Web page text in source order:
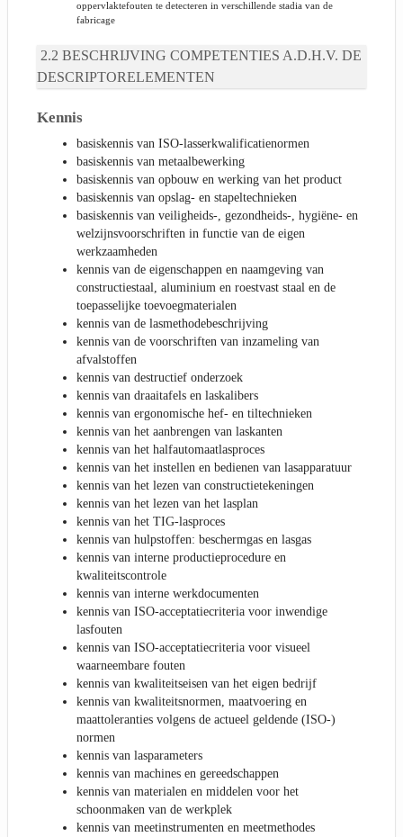
oppervlaktefouten te detecteren in verschillende stadia van de
fabricage
BESCHRIJVING COMPETENTIES A.D.H.V. DE
DESCRIPTORELEMENTEN
Kennis
basiskennis van ISO-lasserkwalificatienormen
basiskennis van metaalbewerking
basiskennis van opbouw en werking van het product
basiskennis van opslag- en stapeltechnieken
basiskennis van veiligheids-, gezondheids-, hygiëne- en
welzijnsvoorschriften in functie van de eigen
werkzaamheden
kennis van de eigenschappen en naamgeving van
constructiestaal, aluminium en roestvast staal en de
toepasselijke toevoegmaterialen
kennis van de lasmethodebeschrijving
kennis van de voorschriften van inzameling van
afvalstoffen
kennis van destructief onderzoek
kennis van draaitafels en laskalibers
kennis van ergonomische hef- en tiltechnieken
kennis van het aanbrengen van laskanten
kennis van het halfautomaatlasproces
kennis van het instellen en bedienen van lasapparatuur
kennis van het lezen van constructietekeningen
kennis van het lezen van het lasplan
kennis van het TIG-lasproces
kennis van hulpstoffen: beschermgas en lasgas
kennis van interne productieprocedure en
kwaliteitscontrole
kennis van interne werkdocumenten
kennis van ISO-acceptatiecriteria voor inwendige
lasfouten
kennis van ISO-acceptatiecriteria voor visueel
waarneembare fouten
kennis van kwaliteitseisen van het eigen bedrijf
kennis van kwaliteitsnormen, maatvoering en
maattoleranties volgens de actueel geldende (ISO-)
normen
kennis van lasparameters
kennis van machines en gereedschappen
kennis van materialen en middelen voor het
schoonmaken van de werkplek
kennis van meetinstrumenten en meetmethodes